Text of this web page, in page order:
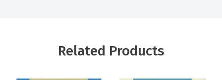
Related Products